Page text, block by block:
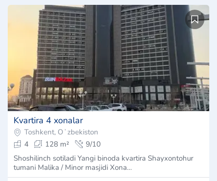
Kvartira 4 xonalar
Toshkent, Oʻzbekiston
4
128 m²
9/10
Shoshilinch sotiladi Yangi binoda kvartira Shayxontohur
tumani Malika / Minor masjidi Xona…